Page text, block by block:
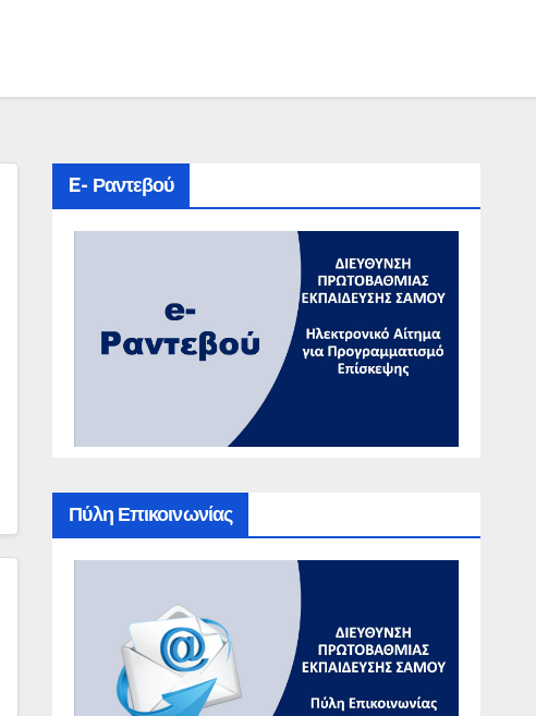
E- Ραντεβού
Πύλη Επικοινωνίας